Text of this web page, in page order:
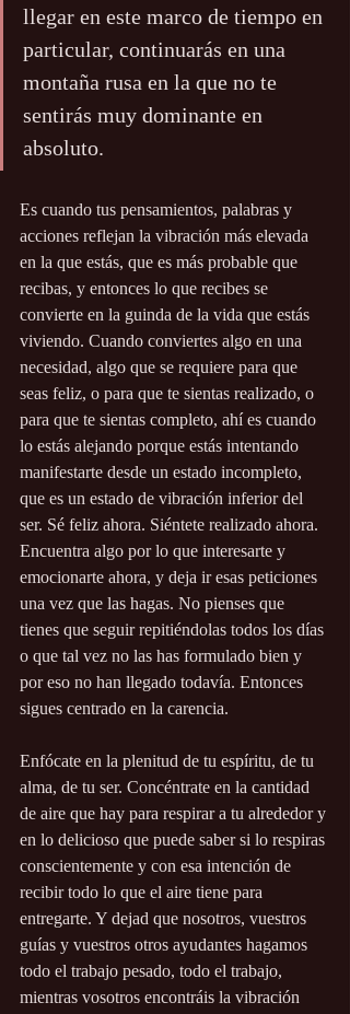
llegar en este marco de tiempo en
particular, continuarás en una
montaña rusa en la que no te
sentirás muy dominante en
absoluto.
Es cuando tus pensamientos, palabras y
acciones reflejan la vibración más elevada
en la que estás, que es más probable que
recibas, y entonces lo que recibes se
convierte en la guinda de la vida que estás
viviendo. Cuando conviertes algo en una
necesidad, algo que se requiere para que
seas feliz, o para que te sientas realizado, o
para que te sientas completo, ahí es cuando
lo estás alejando porque estás intentando
manifestarte desde un estado incompleto,
que es un estado de vibración inferior del
ser. Sé feliz ahora. Siéntete realizado ahora.
Encuentra algo por lo que interesarte y
emocionarte ahora, y deja ir esas peticiones
una vez que las hagas. No pienses que
tienes que seguir repitiéndolas todos los días
o que tal vez no las has formulado bien y
por eso no han llegado todavía. Entonces
sigues centrado en la carencia.
Enfócate en la plenitud de tu espíritu, de tu
alma, de tu ser. Concéntrate en la cantidad
de aire que hay para respirar a tu alrededor y
en lo delicioso que puede saber si lo respiras
conscientemente y con esa intención de
recibir todo lo que el aire tiene para
entregarte. Y dejad que nosotros, vuestros
guías y vuestros otros ayudantes hagamos
todo el trabajo pesado, todo el trabajo,
mientras vosotros encontráis la vibración